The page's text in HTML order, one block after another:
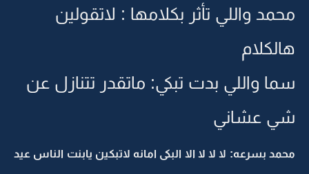
محمد واللي تأثر بكلامها : لاتقولين
هالكلام
سما واللي بدت تبكي: ماتقدر تتنازل عن
شي عشاني
محمد بسرعه: لا لا لا الا البكى امانه لاتبكين يابنت الناس عيد